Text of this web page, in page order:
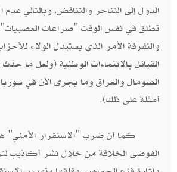
الدول إلى التناحر والتناقض، وبالتالي
تطلق في نفس الوقت "صراعات العصبيات"
والتفرقة الأمر الذي يستبدل الولاء
القبائل بالانتماءات الوطنية (ولعل ما
الصومال والعراق وما يجرى الآن في سوريا
أمثلة على ذلك).
كما أن ضرب "الاستقرار الأمني"
الفوضى الخلاقة من خلال نشر أكاذيب